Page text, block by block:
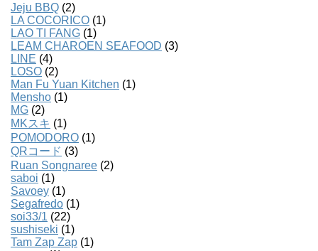
Jeju BBQ (2)
LA COCORICO (1)
LAO TI FANG (1)
LEAM CHAROEN SEAFOOD (3)
LINE (4)
LOSO (2)
Man Fu Yuan Kitchen (1)
Mensho (1)
MG (2)
MKスキ (1)
POMODORO (1)
QRコード (3)
Ruan Songnaree (2)
saboi (1)
Savoey (1)
Segafredo (1)
soi33/1 (22)
sushiseki (1)
Tam Zap Zap (1)